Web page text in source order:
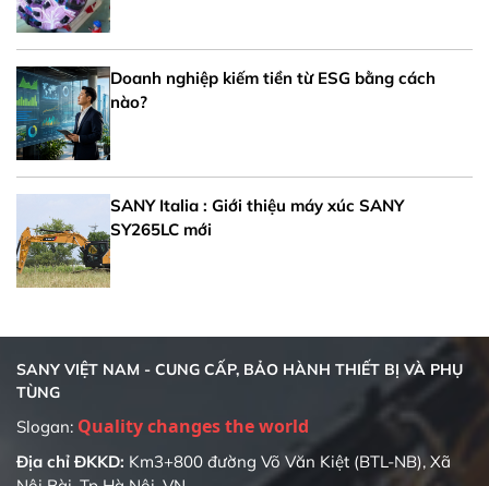
Doanh nghiệp kiếm tiền từ ESG bằng cách
nào?
SANY Italia : Giới thiệu máy xúc SANY
SY265LC mới
SANY VIỆT NAM - CUNG CẤP, BẢO HÀNH THIẾT BỊ VÀ PHỤ
TÙNG
Slogan: Quality changes the world
Địa chỉ ĐKKD: Km3+800 đường Võ Văn Kiệt (BTL-NB), Xã